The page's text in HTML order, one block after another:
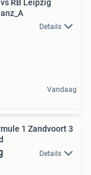
RB Leipzig
Details
Vandaag
1 Zandvoort 3
Details